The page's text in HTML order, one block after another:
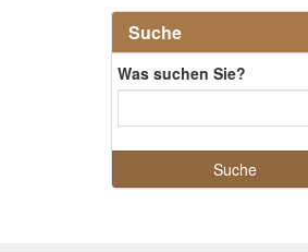
Suche
Was suchen Sie?